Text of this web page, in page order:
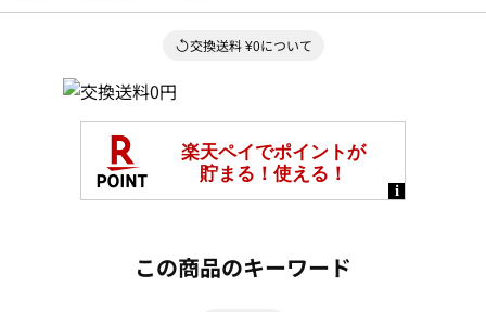
交換送料 ¥0について
この商品のキーワード